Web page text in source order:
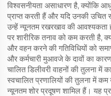
विश्वसनीयता असाधारण है, क्योंकि
प्राप्त करती हैं और यदि उनकी उचित
उन्हें न्यूनतम रखरखाव की आवश्यकता
पर शारीरिक तनाव को कम करती है,
और वहन करने की गतिविधियों को
और कर्मचारी मुआवजे के दावों का कारण
चालित डिलीवरी वाहनों की तुलना में
स्वचालित प्रणालियों की तुलना में
न्यूनतम शोर प्रदूषण शामिल हैं। यह